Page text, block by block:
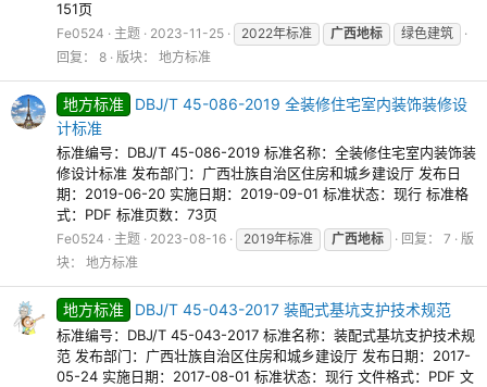
151页
Fe0524 主题 2023-11-25 2022年标准 广西地标
绿色建筑
回复： 8 版块： 地方标准
地方标准
DBJ/T 45-086-2019 全装修住宅室内装饰装修设
计标准
标准编号：DBJ/T 45-086-2019 标准名称：全装修住宅室内装饰装
修设计标准 发布部门：广西壮族自治区住房和城乡建设厅 发布日
期：2019-06-20 实施日期：2019-09-01 标准状态：现行 标准格
式：PDF 标准页数：73页
Fe0524 主题 2023-08-16 2019年标准 广西地标 回复： 7
版
块： 地方标准
地方标准 DBJ/T 45-043-2017 装配式基坑支护技术规范
标准编号：DBJ/T 45-043-2017 标准名称：装配式基坑支护技术规
范 发布部门：广西壮族自治区住房和城乡建设厅 发布日期：2017-
05-24 实施日期：2017-08-01 标准状态：现行 文件格式：PDF 文